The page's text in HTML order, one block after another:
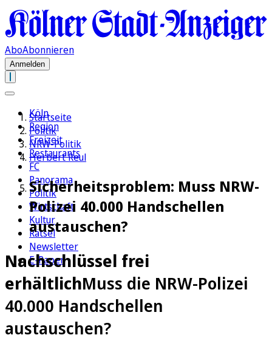
AboAbonnieren
Anmelden
Köln
Region
Freizeit
Restaurants
FC
Panorama
Politik
Wirtschaft
Kultur
Rätsel
Newsletter
E-Paper
Startseite
Politik
NRW-Politik
Herbert Reul
Sicherheitsproblem: Muss NRW-
Polizei 40.000 Handschellen
austauschen?
Nachschlüssel frei
erhältlichMuss die NRW-Polizei
40.000 Handschellen
austauschen?